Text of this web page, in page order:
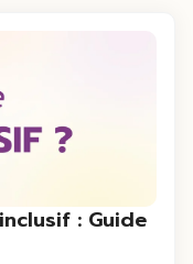
: Guide